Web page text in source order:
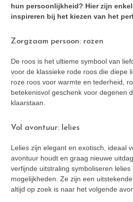
hun persoonlijkheid? Hier zijn
inspireren bij het kiezen van het
Zorgzaam persoon: rozen
De roos is het ultieme symbool van
voor de klassieke rode roos die diepe
roze roos voor warmte en tederheid,
betekenisvol geschenk voor degenen
klaarstaan.
Vol avontuur: lelies
Lelies zijn elegant en exotisch, ideaal
avontuur houdt en graag nieuwe
verfijnde uitstraling symboliseren
mogelijkheden. Ze zijn een
altijd op zoek is naar het volgende